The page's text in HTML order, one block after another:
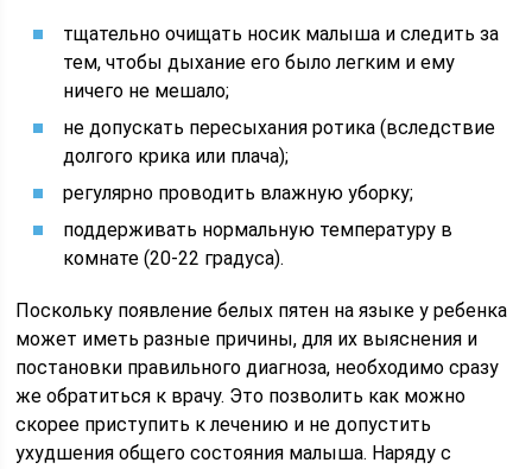
тщательно очищать носик малыша и следить за
тем, чтобы дыхание его было легким и ему
ничего не мешало;
не допускать пересыхания ротика (вследствие
долгого крика или плача);
регулярно проводить влажную уборку;
поддерживать нормальную температуру в
комнате (20-22 градуса).
Поскольку появление белых пятен на языке у ребенка
может иметь разные причины, для их выяснения и
постановки правильного диагноза, необходимо сразу
же обратиться к врачу. Это позволить как можно
скорее приступить к лечению и не допустить
ухудшения общего состояния малыша. Наряду с